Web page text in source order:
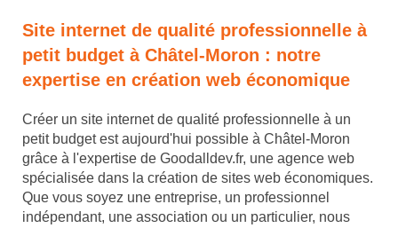
Site internet de qualité professionnelle à
petit budget à Châtel-Moron : notre
expertise en création web économique
Créer un site internet de qualité professionnelle à un
petit budget est aujourd'hui possible à Châtel-Moron
grâce à l'expertise de Goodalldev.fr, une agence web
spécialisée dans la création de sites web économiques.
Que vous soyez une entreprise, un professionnel
indépendant, une association ou un particulier, nous